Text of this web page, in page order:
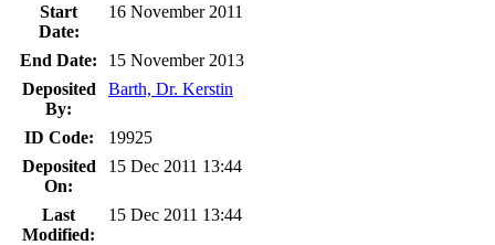
Start
Date:
16 November 2011
End Date:
15 November 2013
Deposited
By:
Barth, Dr. Kerstin
ID Code:
19925
Deposited
On:
15 Dec 2011 13:44
Last
Modified:
15 Dec 2011 13:44